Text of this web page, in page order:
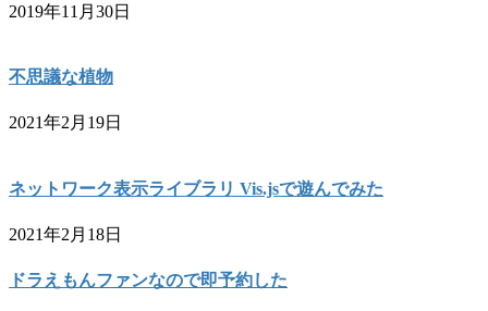
2019年11月30日
不思議な植物
2021年2月19日
ネットワーク表示ライブラリ Vis.jsで遊んでみた
2021年2月18日
ドラえもんファンなので即予約した